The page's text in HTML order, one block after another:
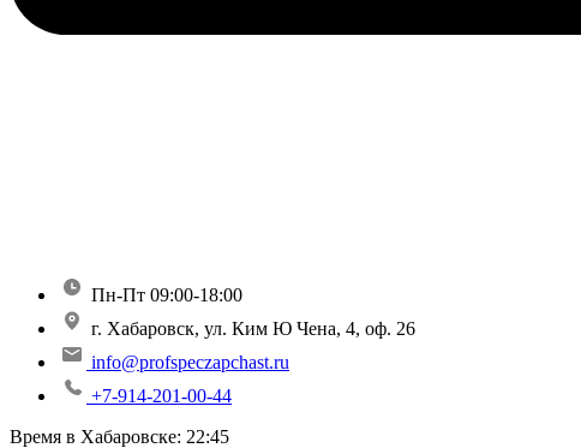
Пн-Пт 09:00-18:00
г. Хабаровск, ул. Ким Ю Чена, 4, оф. 26
info@profspeczapchast.ru
+7-914-201-00-44
Время в Хабаровске: 22:45